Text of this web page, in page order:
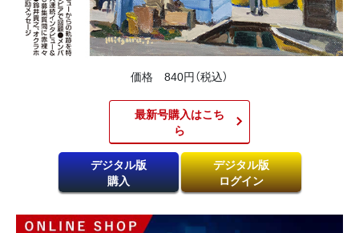
価格 840円（税込）
最新号購入はこち
ら​
デジタル版
購入
デジタル版
ログイン